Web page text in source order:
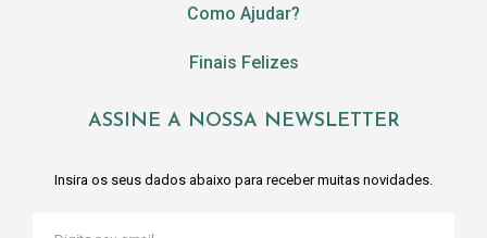
Como Ajudar?
Finais Felizes
ASSINE A NOSSA NEWSLETTER
Insira os seus dados abaixo para receber muitas novidades.